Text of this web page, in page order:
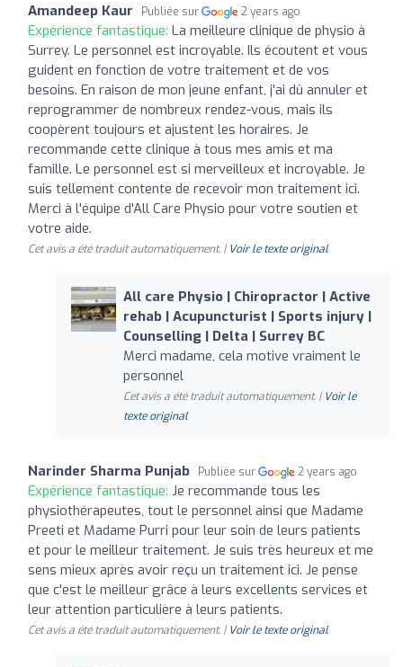
Amandeep Kaur Publiée sur 2 years ago
Expérience fantastique: La meilleure clinique de physio à
Surrey. Le personnel est incroyable. Ils écoutent et vous
guident en fonction de votre traitement et de vos
besoins. En raison de mon jeune enfant, j'ai dû annuler et
reprogrammer de nombreux rendez-vous, mais ils
coopèrent toujours et ajustent les horaires. Je
recommande cette clinique à tous mes amis et ma
famille. Le personnel est si merveilleux et incroyable. Je
suis tellement contente de recevoir mon traitement ici.
Merci à l'équipe d'All Care Physio pour votre soutien et
votre aide.
Cet avis a été traduit automatiquement. | Voir le texte original
All care Physio | Chiropractor | Active
rehab | Acupuncturist | Sports injury |
Counselling | Delta | Surrey BC
Merci madame, cela motive vraiment le
personnel
Cet avis a été traduit automatiquement. | Voir le
texte original
Narinder Sharma Punjab Publiée sur 2 years ago
Expérience fantastique: Je recommande tous les
physiothérapeutes, tout le personnel ainsi que Madame
Preeti et Madame Purri pour leur soin de leurs patients
et pour le meilleur traitement. Je suis très heureux et me
sens mieux après avoir reçu un traitement ici. Je pense
que c'est le meilleur grâce à leurs excellents services et
leur attention particulière à leurs patients.
Cet avis a été traduit automatiquement. | Voir le texte original